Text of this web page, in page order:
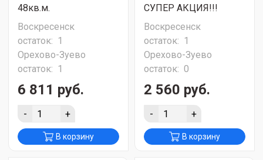
48кв.м.
Воскресенск
остаток: 1
Орехово-Зуево
остаток: 1
6 811 руб.
- +
В корзину
СУПЕР АКЦИЯ!!!
Воскресенск
остаток: 1
Орехово-Зуево
остаток: 0
2 560 руб.
- +
В корзину